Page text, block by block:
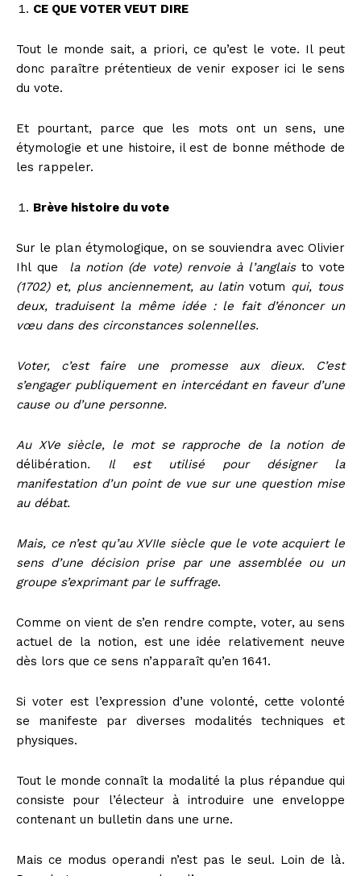
CE QUE VOTER VEUT DIRE
Tout le monde sait, a priori, ce qu’est le vote. Il peut
donc paraître prétentieux de venir exposer ici le sens
du vote.
Et pourtant, parce que les mots ont un sens, une
étymologie et une histoire, il est de bonne méthode de
les rappeler.
Brève histoire du vote
Sur le plan étymologique, on se souviendra avec Olivier
Ihl que la notion (de vote) renvoie à l’anglais to vote
(1702) et, plus anciennement, au latinvotum qui, tous
deux, traduisent la même idée : le fait d’énoncer un
vœu dans des circonstances solennelles.
Voter, c’est faire une promesse aux dieux. C’est
s’engager publiquement en intercédant en faveur d’une
cause ou d’une personne.
Au XVesiècle, le mot se rapproche de la notion de
délibération. Il est utilisé pour désigner la
manifestation d’un point de vue sur une question mise
au débat.
Mais, ce n’est qu’au XVIIe siècle que le vote acquiert le
sens d’une décision prise par une assemblée ou un
groupe s’exprimant par le suffrage.
Comme on vient de s’en rendre compte, voter, au sens
actuel de la notion, est une idée relativement neuve
dès lors que ce sens n’apparaît qu’en 1641.
Si voter est l’expression d’une volonté, cette volonté
se manifeste par diverses modalités techniques et
physiques.
Tout le monde connaît la modalité la plus répandue qui
consiste pour l’électeur à introduire une enveloppe
contenant un bulletin dans une urne.
Mais ce modus operandi n’est pas le seul. Loin de là.